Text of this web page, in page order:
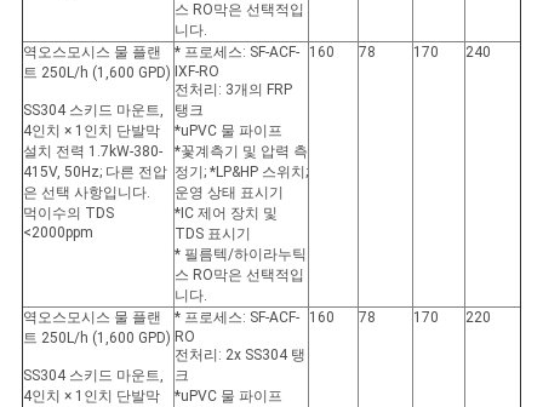
스 RO막은 선택적입
니다.
역오스모시스 물 플랜
트 250L/h (1,600 GPD)
SS304 스키드 마운트,
4인치 × 1인치 단발막
설치 전력 1.7kW-380-
415V, 50Hz; 다른 전압
은 선택 사항입니다.
먹이수의 TDS
<2000ppm
* 프로세스: SF-ACF-
IXF-RO
전처리: 3개의 FRP
탱크
*uPVC 물 파이프
*꽃계측기 및 압력 측
정기; *LP&HP 스위치;
운영 상태 표시기
*IC 제어 장치 및
TDS 표시기
* 필름텍/하이라누틱
스 RO막은 선택적입
니다.
160 78 170 240
역오스모시스 물 플랜
트 250L/h (1,600 GPD)
SS304 스키드 마운트,
4인치 × 1인치 단발막
* 프로세스: SF-ACF-
RO
전처리: 2x SS304 탱
크
*uPVC 물 파이프
160 78 170 220